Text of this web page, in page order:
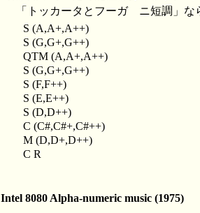
「トッカータとフーガ ニ短調」な
S (A,A+,A++)
S (G,G+,G++)
QTM (A,A+,A++)
S (G,G+,G++)
S (F,F++)
S (E,E++)
S (D,D++)
C (C#,C#+,C#++)
M (D,D+,D++)
C R
Intel 8080 Alpha-numeric music (1975)